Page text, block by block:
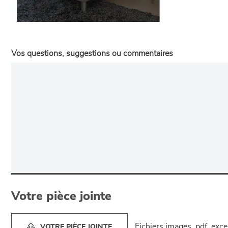
Vos questions, suggestions ou commentaires
Votre pièce jointe